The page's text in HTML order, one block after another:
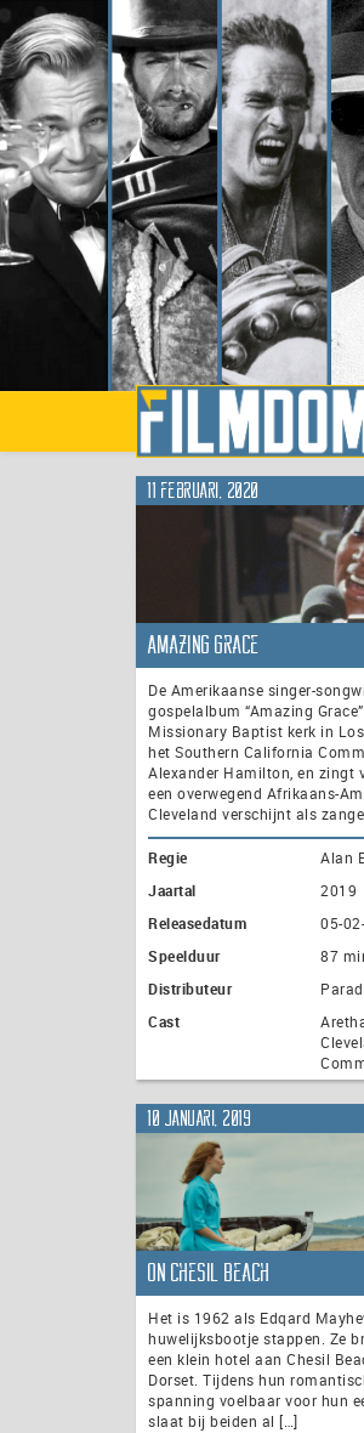
11 februari, 2020
Amazing Grace
De Amerikaanse singer-
gospelalbum “Amazing
Missionary Baptist kerk in
het Southern California
Alexander Hamilton, en zingt
een overwegend Afrikaans-
Cleveland verschijnt als
Regie
Alan
Jaartal
2019
Releasedatum
05-
Speelduur
87
Distributeur
Cast
10 januari, 2019
On Chesil Beach
Het is 1962 als Edqard
huwelijksbootje stappen. Ze
een klein hotel aan Chesil
Dorset. Tijdens hun
spanning voelbaar voor hun
slaat bij beiden al […]